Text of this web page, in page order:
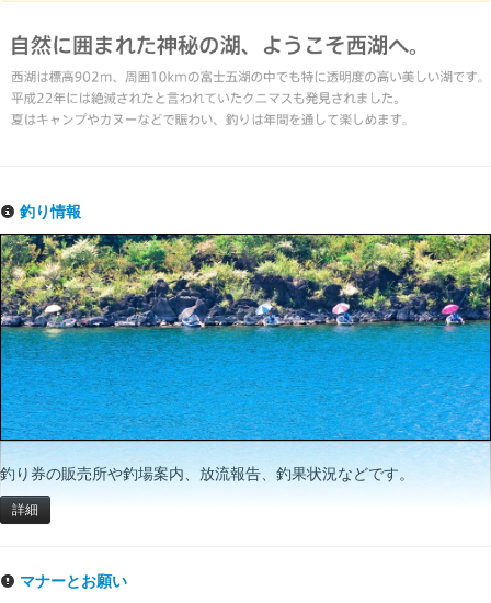
釣り情報
釣り券の販売所や釣場案内、放流報告、釣果状況などです。
詳細
マナーとお願い